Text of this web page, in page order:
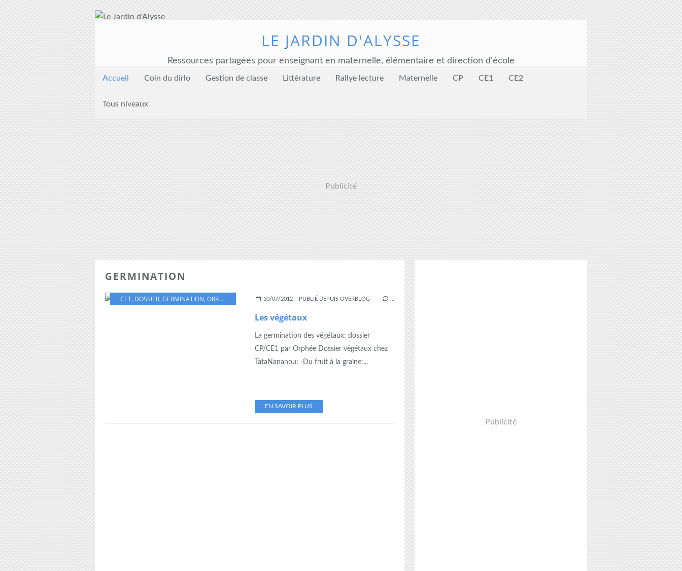
LE JARDIN D'ALYSSE
Ressources partagées pour enseignant en maternelle, élémentaire et direction d'école
Accueil Coin du dirlo Gestion de classe Littérature Rallye lecture Maternelle CP CE1 CE2
Tous niveaux
Publicité
GERMINATION
CE1, DOSSIER, GERMINATION, ORPHEE VEGETAUX10/07/2012 PUBLIÉ DEPUIS OVERBLOG
Les végétaux
La germination des végétaux: dossier
CP/CE1 par Orphée Dossier végétaux chez
TataNananou: -Du fruit à la graine:...
EN SAVOIR PLUS
Publicité